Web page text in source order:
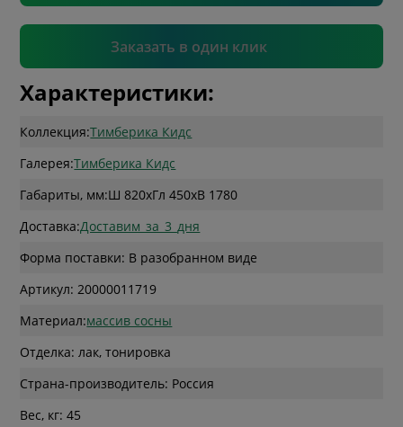
Заказать в один клик
Подтвердить
Характеристики:
Коллекция:Тимберика Кидс
Галерея:Тимберика Кидс
Габариты, мм:Ш 820xГл 450xВ 1780
Доставка:Доставим_за_3_дня
Форма поставки: В разобранном виде
Артикул: 20000011719
Материал:массив сосны
Отделка: лак, тонировка
Страна-производитель: Россия
Вес, кг: 45